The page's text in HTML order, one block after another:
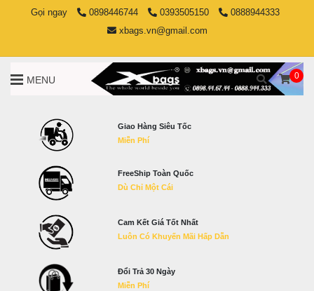
Gọi ngay 0898446744 0393505150
0888944333
xbags.vn@gmail.com
MENU 0
Giao Hàng Siêu Tốc
Miễn Phí
FreeShip Toàn Quốc
Dù Chỉ Một Cái
Cam Kết Giá Tốt Nhất
Luôn Có Khuyến Mãi Hấp Dẫn
Đổi Trả 30 Ngày
Miễn Phí